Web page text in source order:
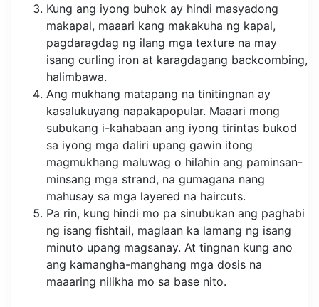
Kung ang iyong buhok ay hindi masyadong
makapal, maaari kang makakuha ng kapal,
pagdaragdag ng ilang mga texture na may
isang curling iron at karagdagang backcombing,
halimbawa.
Ang mukhang matapang na tinitingnan ay
kasalukuyang napakapopular. Maaari mong
subukang i-kahabaan ang iyong tirintas bukod
sa iyong mga daliri upang gawin itong
magmukhang maluwag o hilahin ang paminsan-
minsang mga strand, na gumagana nang
mahusay sa mga layered na haircuts.
Pa rin, kung hindi mo pa sinubukan ang paghabi
ng isang fishtail, maglaan ka lamang ng isang
minuto upang magsanay. At tingnan kung ano
ang kamangha-manghang mga dosis na
maaaring nilikha mo sa base nito.